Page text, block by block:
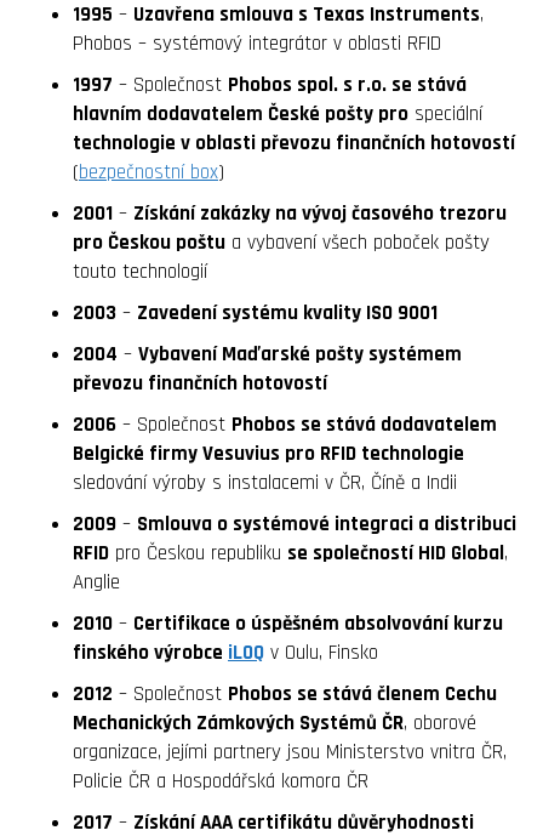
1995 – Uzavřena smlouva s Texas Instruments,
Phobos – systémový integrátor v oblasti RFID
1997 – Společnost Phobos spol. s r.o. se stává
hlavním dodavatelem České pošty pro speciální
technologie v oblasti převozu finančních hotovostí
(bezpečnostní box)
2001 – Získání zakázky na vývoj časového trezoru
pro Českou poštu a vybavení všech poboček pošty
touto technologií
2003 – Zavedení systému kvality ISO 9001
2004 – Vybavení Maďarské pošty systémem
převozu finančních hotovostí
2006 – Společnost Phobos se stává dodavatelem
Belgické firmy Vesuvius pro RFID technologie
sledování výroby s instalacemi v ČR, Číně a Indii
2009 – Smlouva o systémové integraci a distribuci
RFID pro Českou republiku se společností HID Global,
Anglie
2010 – Certifikace o úspěšném absolvování kurzu
finského výrobce iLOQ v Oulu, Finsko
2012 – Společnost Phobos se stává členem Cechu
Mechanických Zámkových Systémů ČR, oborové
organizace, jejími partnery jsou Ministerstvo vnitra ČR,
Policie ČR a Hospodářská komora ČR
2017 – Získání AAA certifikátu důvěryhodnosti